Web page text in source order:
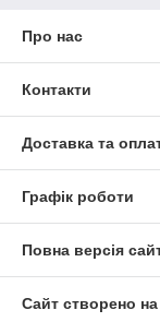
Про нас
Контакти
Доставка та
Графік роботи
Повна версія
Сайт створено на